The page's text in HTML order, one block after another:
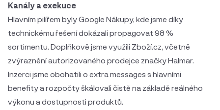
Kanály a exekuce
Hlavním pilířem byly Google Nákupy, kde jsme díky
technickému řešení dokázali propagovat 98 %
sortimentu. Doplňkově jsme využili Zboží.cz, včetně
zvýraznění autorizovaného prodejce značky Halmar.
Inzerci jsme obohatili o extra messages s hlavními
benefity a rozpočty škálovali čistě na základě reálného
výkonu a dostupnosti produktů.